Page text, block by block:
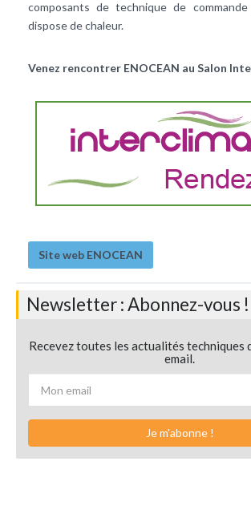
composants de technique de
dispose de chaleur.
Venez rencontrer ENOCEAN au Salon
Site web ENOCEAN
Newsletter : Abonnez-vous !
Recevez toutes les actualités techniques
email.
Je m'abonne !